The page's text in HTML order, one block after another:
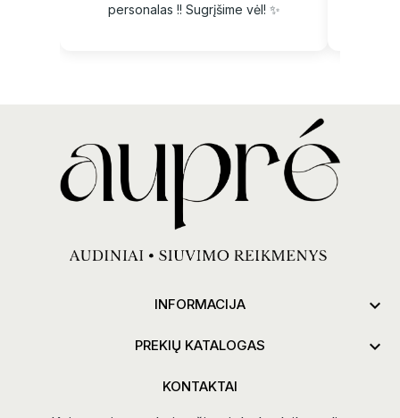
personalas !! Sugrįšime vėl! ✨️
INFORMACIJA 
PREKIŲ KATALOGAS 
KONTAKTAI